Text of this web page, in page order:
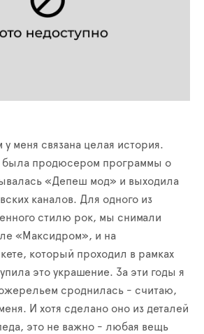
меня связана целая история.
была продюсером программы о
«Депеш мод» и выходила
каналов. Для одного из
стилю рок, мы снимали
«Максидром», и на
который проходил в рамках
это украшение. За эти годы я
сроднилась - считаю,
И хотя сделано оно из деталей
это не важно - любая вещь